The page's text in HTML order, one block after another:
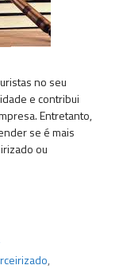
no seu
e contribui
Entretanto,
se é mais
ou
,